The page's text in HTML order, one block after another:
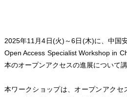
2025年11月4日(火)～6日(木)に、中国
Open Access Specialist Workshop in
本のオープンアクセスの進展について
本ワークショップは、オープンアクセ